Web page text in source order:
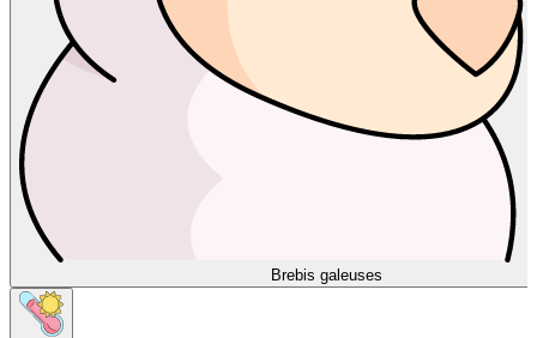
Brebis galeuses